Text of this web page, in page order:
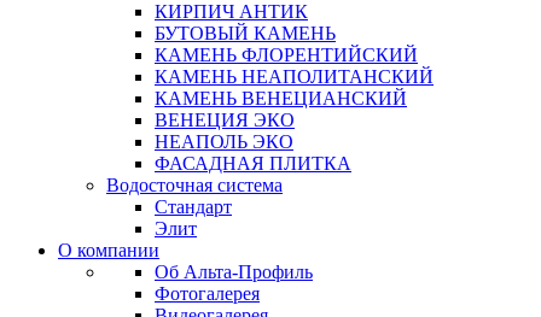
КИРПИЧ АНТИК
БУТОВЫЙ КАМЕНЬ
КАМЕНЬ ФЛОРЕНТИЙСКИЙ
КАМЕНЬ НЕАПОЛИТАНСКИЙ
КАМЕНЬ ВЕНЕЦИАНСКИЙ
ВЕНЕЦИЯ ЭКО
НЕАПОЛЬ ЭКО
ФАСАДНАЯ ПЛИТКА
Водосточная система
Стандарт
Элит
О компании
Об Альта-Профиль
Фотогалерея